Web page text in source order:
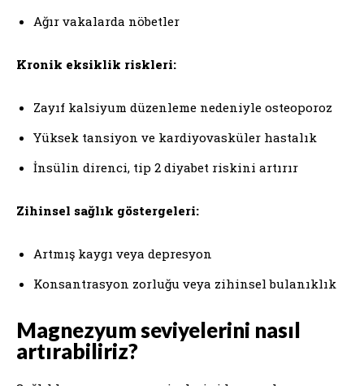
Ağır vakalarda nöbetler
Kronik eksiklik riskleri:
Zayıf kalsiyum düzenleme nedeniyle osteoporoz
Yüksek tansiyon ve kardiyovasküler hastalık
İnsülin direnci, tip 2 diyabet riskini artırır
Zihinsel sağlık göstergeleri:
Artmış kaygı veya depresyon
Konsantrasyon zorluğu veya zihinsel bulanıklık
Magnezyum seviyelerini nasıl
artırabiliriz?